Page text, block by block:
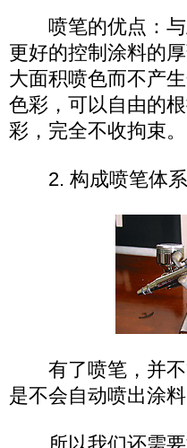
喷笔的优点：与
更好的控制涂料的
大面积喷色而不产
色彩，可以自由的
彩，完全不收拘束。
2. 构成喷笔体系
有了喷笔，并不
是不会自动喷出涂料